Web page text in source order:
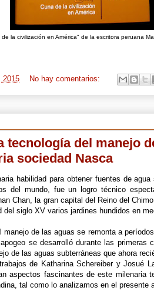
la civilización en América" de la escritora peruana
2015 No hay comentarios:
tecnología del manejo
sociedad Nasca
habilidad para obtener fuentes de
del mundo, fue un logro técnico
Chan, la gran capital del Reino del
siglo XV varios jardines hundidos en
manejo de las aguas se remonta a
se desarrolló durante las primeras
de las aguas subterráneas que ahora
de Katharina Schereiber y Josué
aspectos fascinantes de este milenaria
tal como lo analizamos en el presente